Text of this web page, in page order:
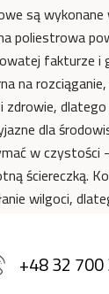
są
poliestrowa
fakturze i
na
zdrowie,
dla
w
ściereczką.
wilgoci,
dla alergików,
+48 32